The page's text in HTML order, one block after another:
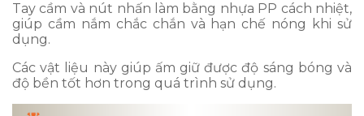
Tay cầm và nút nhấn làm bằng nhựa PP cách nhiệt,
giúp cầm nắm chắc chắn và hạn chế nóng khi sử
dụng.
Các vật liệu này giúp ấm giữ được độ sáng bóng và
độ bền tốt hơn trong quá trình sử dụng.